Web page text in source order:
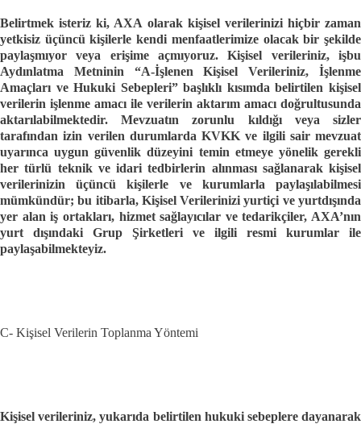
Belirtmek isteriz ki, AXA olarak kişisel verilerinizi hiçbir zaman
yetkisiz üçüncü kişilerle kendi menfaatlerimize olacak bir şekilde
paylaşmıyor veya erişime açmıyoruz. Kişisel verileriniz, işbu
Aydınlatma Metninin “A-İşlenen Kişisel Verileriniz, İşlenme
Amaçları ve Hukuki Sebepleri” başlıklı kısımda belirtilen kişisel
verilerin işlenme amacı ile verilerin aktarım amacı doğrultusunda
aktarılabilmektedir. Mevzuatın zorunlu kıldığı veya sizler
tarafından izin verilen durumlarda KVKK ve ilgili sair mevzuat
uyarınca uygun güvenlik düzeyini temin etmeye yönelik gerekli
her türlü teknik ve idari tedbirlerin alınması sağlanarak kişisel
verilerinizin üçüncü kişilerle ve kurumlarla paylaşılabilmesi
mümkündür; bu itibarla, Kişisel Verileriniziyurtiçi ve yurtdışında
yer alan iş ortakları, hizmet sağlayıcılar ve tedarikçiler, AXA’nın
yurt dışındaki Grup Şirketleri ve ilgili resmi kurumlar ile
paylaşabilmekteyiz.
C- Kişisel Verilerin Toplanma Yöntemi
Kişisel verileriniz, yukarıda belirtilen hukuki sebeplere dayanarak